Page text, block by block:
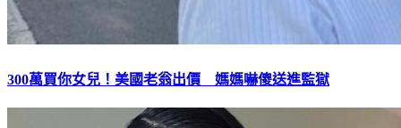
300萬買你女兒！美國老翁出價 媽媽嚇傻送進監獄